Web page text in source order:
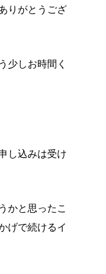
りがとうござ
少しお時間く
し込みは受け
かと思ったこ
げで続けるイ